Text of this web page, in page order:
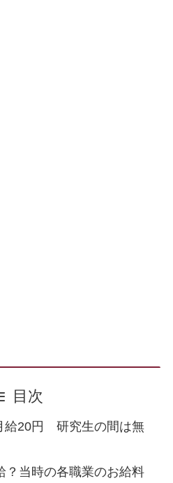
目次
給20円 研究生の間は無
？当時の各職業のお給料